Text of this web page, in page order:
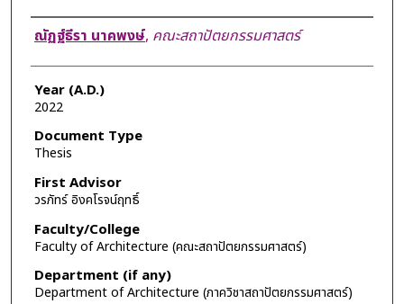
Author
ณัฏฐ์ธีรา นาคพงษ์, คณะสถาปัตยกรรมศาสตร์
Year (A.D.)
2022
Document Type
Thesis
First Advisor
วรภัทร์ อิงคโรจน์ฤทธิ์
Faculty/College
Faculty of Architecture (คณะสถาปัตยกรรมศาสตร์)
Department (if any)
Department of Architecture (ภาควิชาสถาปัตยกรรมศาสตร์)